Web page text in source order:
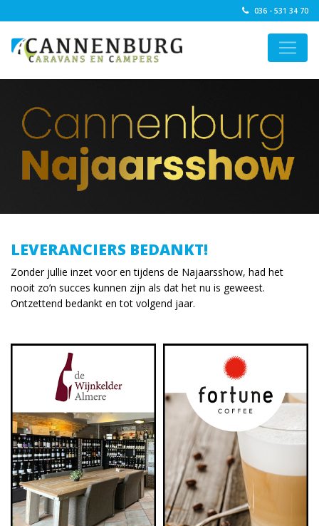
036 - 531 34 70
LEVERANCIERS BEDANKT!
Zonder jullie inzet voor en tijdens de Najaarsshow, had het
nooit zo’n succes kunnen zijn als dat het nu is geweest.
Ontzettend bedankt en tot volgend jaar.